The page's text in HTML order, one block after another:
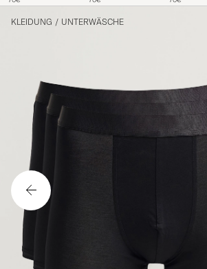
Black
Trunk Black
KLEIDUNG / UNTERWÄSCHE